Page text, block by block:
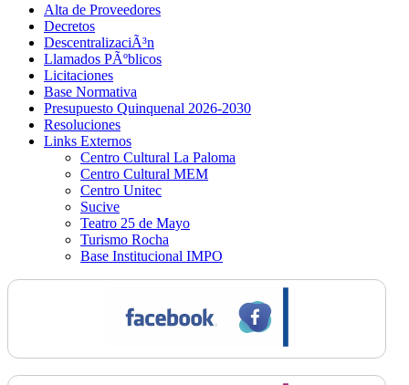
Alta de Proveedores
Decretos
DescentralizaciÃ³n
Llamados PÃºblicos
Licitaciones
Base Normativa
Presupuesto Quinquenal 2026-2030
Resoluciones
Links Externos
Centro Cultural La Paloma
Centro Cultural MEM
Centro Unitec
Sucive
Teatro 25 de Mayo
Turismo Rocha
Base Institucional IMPO